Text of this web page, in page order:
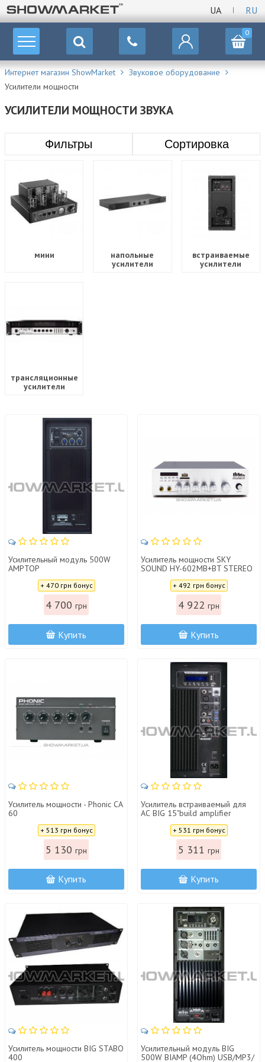
UA RU
0
Интернет магазин ShowMarket
Звуковое оборудование
Усилители мощности
УСИЛИТЕЛИ МОЩНОСТИ ЗВУКА
Фильтры Сортировка
мини
напольные
усилители
встраиваемые
усилители
трансляционные
усилители
Усилительный модуль 500W
AMPTOP
+ 470 грн бонус
4 700 грн
Купить
Усилитель мощности SKY
SOUND HY-602MB+BT STEREO
+ 492 грн бонус
4 922 грн
Купить
Усилитель мощности - Phonic CA
60
+ 513 грн бонус
5 130 грн
Купить
Усилитель встраиваемый для
АС BIG 15"build amplifier
+ 531 грн бонус
5 311 грн
Купить
Усилитель мощности BIG STABO
400
Усилительный модуль BIG
500W BIAMP (4Ohm) USB/MP3/